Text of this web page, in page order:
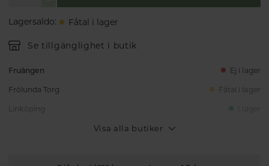
Lagersaldo: Fåtal i lager
Se tillgänglighet i butik
Fruängen Ej i lager
Frölunda Torg Fåtal i lager
Visa alla butiker